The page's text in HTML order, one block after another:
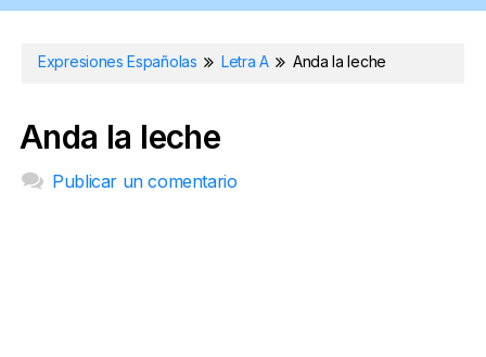
Expresiones Españolas Letra A Anda la leche
Anda la leche
Publicar un comentario